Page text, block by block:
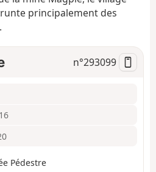
principalement des
n°293099
Pédestre